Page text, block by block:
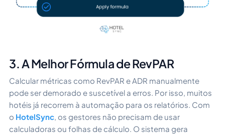
3. A Melhor Fórmula de RevPAR
Calcular métricas como RevPAR e ADR manualmente
pode ser demorado e suscetível a erros. Por isso, muitos
hotéis já recorrem à automação para os relatórios. Com
o HotelSync, os gestores não precisam de usar
calculadoras ou folhas de cálculo. O sistema gera